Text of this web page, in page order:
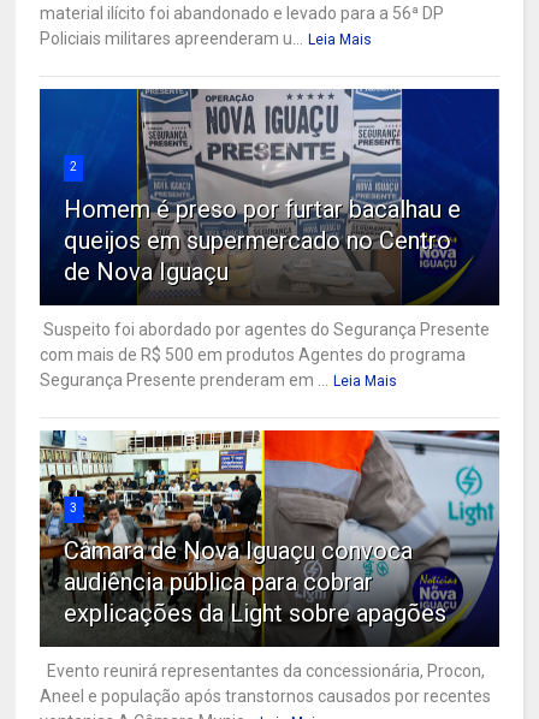
material ilícito foi abandonado e levado para a 56ª DP
Policiais militares apreenderam u...
Leia Mais
2
Homem é preso por furtar bacalhau e
queijos em supermercado no Centro
de Nova Iguaçu
Suspeito foi abordado por agentes do Segurança Presente
com mais de R$ 500 em produtos Agentes do programa
Segurança Presente prenderam em ...
Leia Mais
3
Câmara de Nova Iguaçu convoca
audiência pública para cobrar
explicações da Light sobre apagões
Evento reunirá representantes da concessionária, Procon,
Aneel e população após transtornos causados por recentes